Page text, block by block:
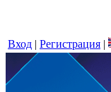
Вход | Регистрация |